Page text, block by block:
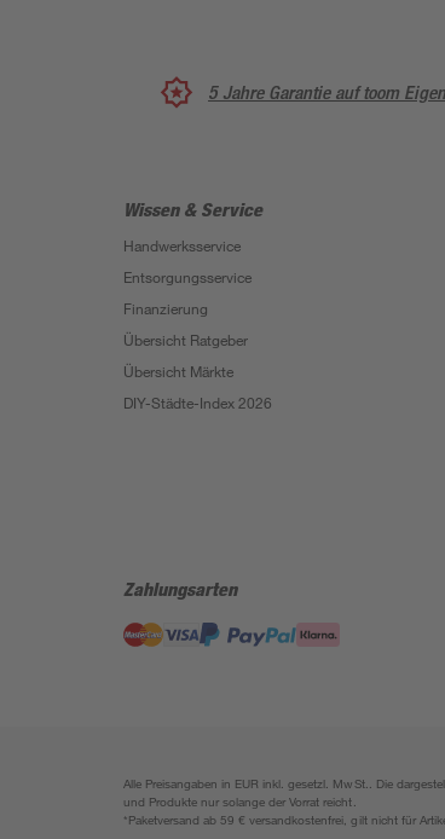
5 Jahre Garantie auf toom
Wissen & Service
Handwerksservice
Entsorgungsservice
Finanzierung
Übersicht Ratgeber
Übersicht Märkte
DIY-Städte-Index 2026
Zahlungsarten
Alle Preisangaben in EUR inkl. gesetzl. MwSt.. Die
und Produkte nur solange der Vorrat reicht.
*Paketversand ab 59 € versandkostenfrei, gilt nicht für